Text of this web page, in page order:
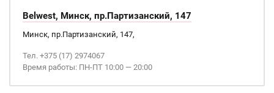
Belwest, Минск, пр.Партизанский, 147
Минск, пр.Партизанский, 147,
Тел. +375 (17) 2974067
Время работы: ПН-ПТ 10:00 — 20:00